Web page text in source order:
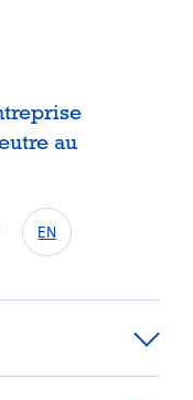
au
EN